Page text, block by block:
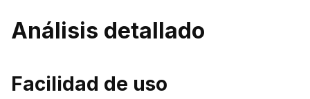
Análisis detallado
Facilidad de uso